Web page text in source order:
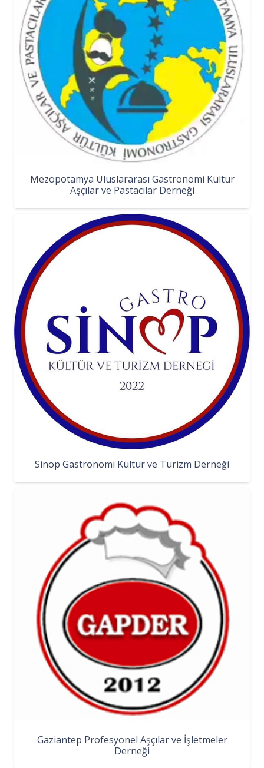
Mezopotamya Uluslararası Gastronomi Kültür
Aşçılar ve Pastacılar Derneği
Sinop Gastronomi Kültür ve Turizm Derneği
Gaziantep Profesyonel Aşçılar ve İşletmeler
Derneği